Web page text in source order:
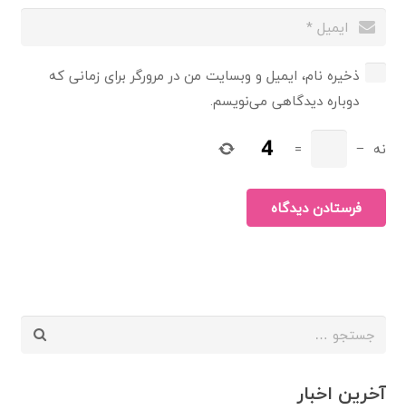
ذخیره نام، ایمیل و وبسایت من در مرورگر برای زمانی که
دوباره دیدگاهی می‌نویسم.
نه −
=
فرستادن دیدگاه
جستجو
آخرین اخبار